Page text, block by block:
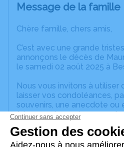
Message de la famille
Chère famille, chers amis,
C’est avec une grande
annonçons le décès de
le samedi 02 août 2025 à
Nous vous invitons à utiliser
laisser vos condoléances,
souvenirs, une anecdote ou
à travers des poèmes ou
est un lieu d'expression
mémoire de Maurice